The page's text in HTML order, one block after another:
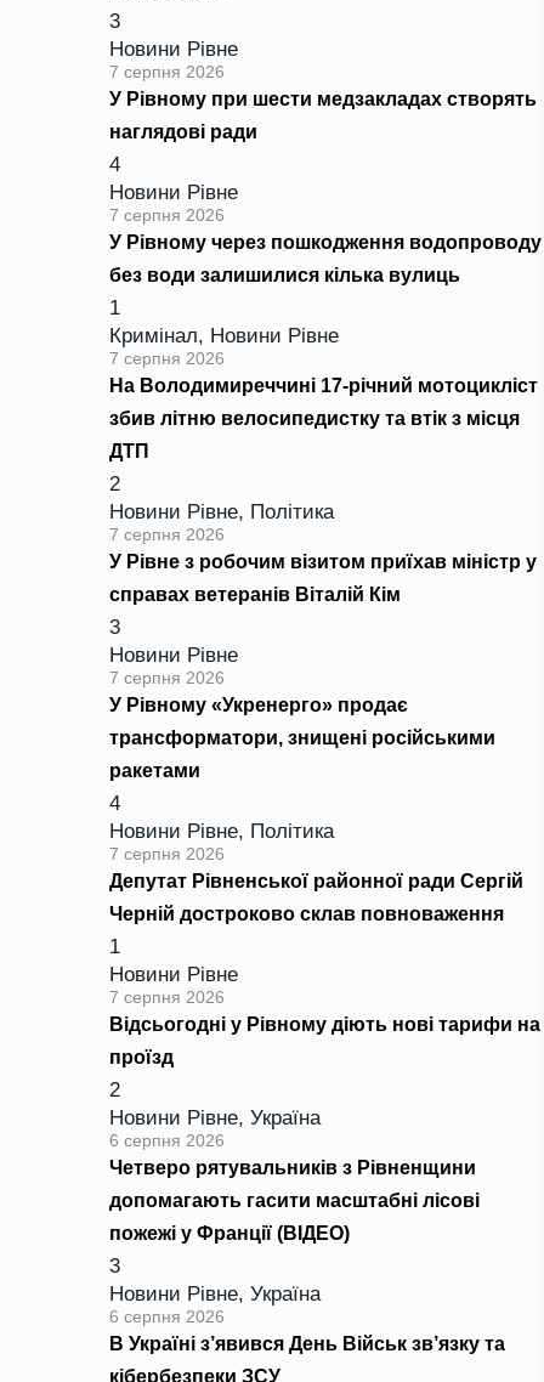
3
Новини Рівне
7 серпня 2026
У Рівному при шести медзакладах створять
наглядові ради
4
Новини Рівне
7 серпня 2026
У Рівному через пошкодження водопроводу
без води залишилися кілька вулиць
1
Кримінал, Новини Рівне
7 серпня 2026
На Володимиреччині 17-річний мотоцикліст
збив літню велосипедистку та втік з місця
ДТП
2
Новини Рівне, Політика
7 серпня 2026
У Рівне з робочим візитом приїхав міністр у
справах ветеранів Віталій Кім
3
Новини Рівне
7 серпня 2026
У Рівному «Укренерго» продає
трансформатори, знищені російськими
ракетами
4
Новини Рівне, Політика
7 серпня 2026
Депутат Рівненської районної ради Сергій
Черній достроково склав повноваження
1
Новини Рівне
7 серпня 2026
Відсьогодні у Рівному діють нові тарифи на
проїзд
2
Новини Рівне, Україна
6 серпня 2026
Четверо рятувальників з Рівненщини
допомагають гасити масштабні лісові
пожежі у Франції (ВІДЕО)
3
Новини Рівне, Україна
6 серпня 2026
В Україні з’явився День Військ зв’язку та
кібербезпеки ЗСУ